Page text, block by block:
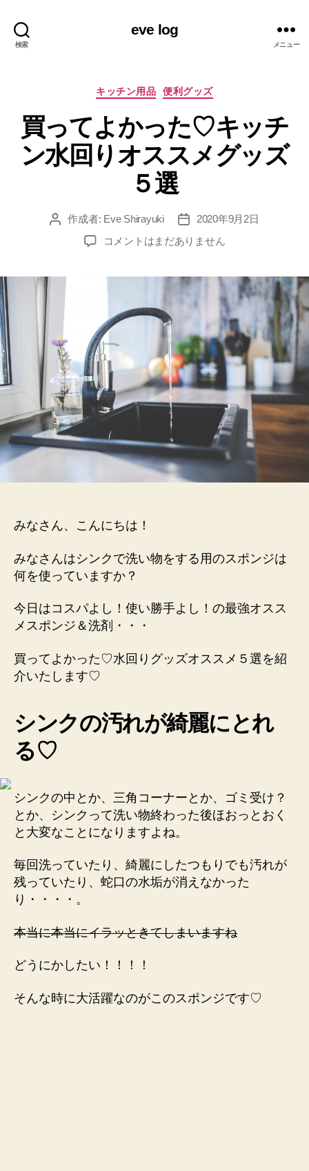
検索
eve log
メニュー
カ
リ
ー
キッチン用品 便利グッズ
買ってよかった♡キッチ
ン水回りオススメグッズ
５選
投
作成者: Eve Shirayuki
投
稿
日
2020年9月2日
買
っ
た
♡
キ
ッ
チ
ン
水
回
り
ス
グ
ズ
５
へ
の
コメントはまだありません
みなさん、こんにちは！
みなさんはシンクで洗い物をする用のスポンジは
何を使っていますか？
今日はコスパよし！使い勝手よし！の最強オスス
メスポンジ＆洗剤・・・
買ってよかった♡水回りグッズオススメ５選を紹
介いたします♡
シンクの汚れが綺麗にとれ
る♡
シンクの中とか、三角コーナーとか、ゴミ受け？
とか、シンクって洗い物終わった後ほおっとおく
と大変なことになりますよね。
毎回洗っていたり、綺麗にしたつもりでも汚れが
残っていたり、蛇口の水垢が消えなかった
り・・・・。
本当に本当にイラッときてしまいますね
どうにかしたい！！！！
そんな時に大活躍なのがこのスポンジです♡